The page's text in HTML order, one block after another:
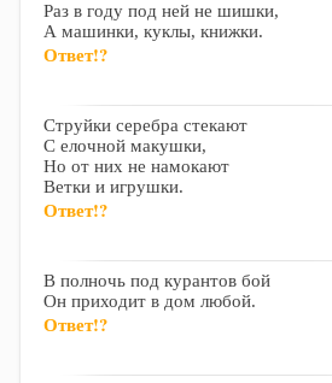
Раз в году под ней не шишки,
А машинки, куклы, книжки.
Ответ!?
Струйки серебра стекают
С елочной макушки,
Но от них не намокают
Ветки и игрушки.
Ответ!?
В полночь под курантов бой
Он приходит в дом любой.
Ответ!?